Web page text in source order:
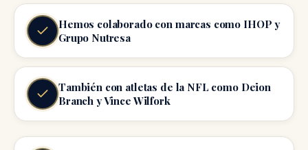
Hemos colaborado con marcas como IHOP y
Grupo Nutresa
También con atletas de la NFL como Deion
Branch y Vince Wilfork